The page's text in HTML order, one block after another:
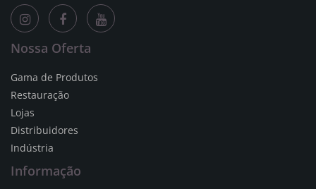
Nossa Oferta
Gama de Produtos
Restauração
Lojas
Distribuidores
Indústria
Informação